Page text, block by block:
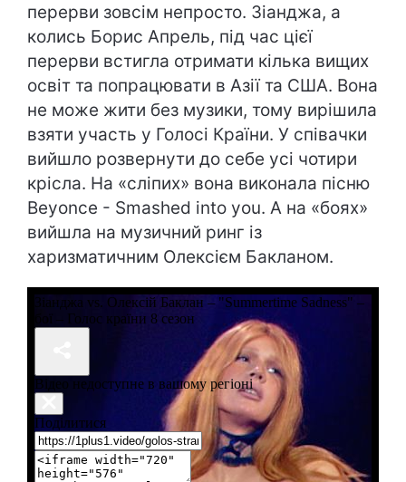
перерви зовсім непросто. Зіанджа, а
колись Борис Апрель, під час цієї
перерви встигла отримати кілька вищих
освіт та попрацювати в Азії та США. Вона
не може жити без музики, тому вирішила
взяти участь у Голосі Країни. У співачки
вийшло розвернути до себе усі чотири
крісла. На «сліпих» вона виконала пісню
Beyonce - Smashed into you. А на «боях»
вийшла на музичний ринг із
харизматичним Олексієм Бакланом.